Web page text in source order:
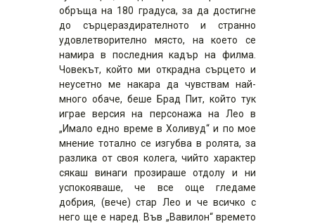
обръща на 180 градуса, за да достигне
до сърцераздирателното и странно
удовлетворително място, на което се
намира в последния кадър на филма.
Човекът, който ми открадна сърцето и
неусетно ме накара да чувствам най-
много обаче, беше Брад Пит, който тук
играе версия на персонажа на Лео в
„Имало едно време в Холивуд“ и по мое
мнение тотално се изгубва в ролята, за
разлика от своя колега, чийто характер
сякаш винаги прозираше отдолу и ни
успокояваше, че все още гледаме
добрия, (вече) стар Лео и че всичко с
него ще е наред. Във „Вавилон“ времето